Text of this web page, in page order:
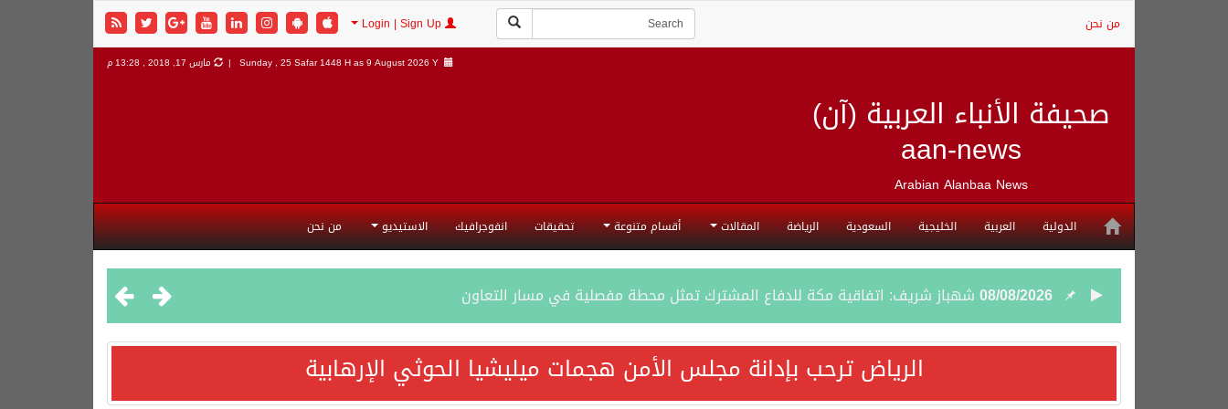
من نحن
صحيفة الأنباء العربية (آن)
aan-news
Arabian Alanbaa News
Sunday , 25 Safar 1448 H as9 August 2026 Y | مارس 17, 2018 , 13:28 م
الدولية العربية الخليجية السعودية الرياضة المقالات أقسام متنوعة تحقيقات انفوجرافيك الاستيديو من نحن
08/08/2026 شهباز شريف: اتفاقية مكة للدفاع المشترك تمثل محطة مفصلية في مسار التعاون
08/08/2026أردوغان: اتفاقية مكة للدفاع المشترك تعزز التعاون الأمني ولا تستهدف أي دولة
الرياض ترحب بإدانة مجلس الأمن هجمات ميليشيا الحوثي الإرهابية